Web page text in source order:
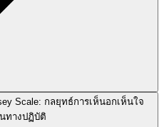
Scale: กลยุทธ์การเห็นอกเห็นใจ
ทางปฏิบัติ